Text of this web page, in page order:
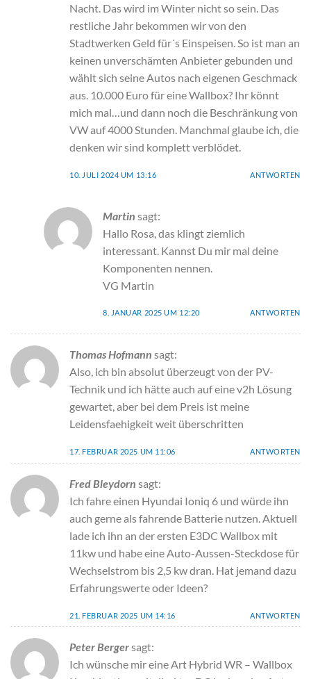
Nacht. Das wird im Winter nicht so sein. Das
restliche Jahr bekommen wir von den
Stadtwerken Geld für´s Einspeisen. So ist man an
keinen unverschämten Anbieter gebunden und
wählt sich seine Autos nach eigenen Geschmack
aus. 10.000 Euro für eine Wallbox? Ihr könnt
mich mal…und dann noch die Beschränkung von
VW auf 4000 Stunden. Manchmal glaube ich, die
denken wir sind komplett verblödet.
10. JULI 2024 UM 13:16 ANTWORTEN
Martin sagt:
Hallo Rosa, das klingt ziemlich
interessant. Kannst Du mir mal deine
Komponenten nennen.
VG Martin
8. JANUAR 2025 UM 12:20 ANTWORTEN
Thomas Hofmann sagt:
Also, ich bin absolut überzeugt von der PV-
Technik und ich hätte auch auf eine v2h Lösung
gewartet, aber bei dem Preis ist meine
Leidensfaehigkeit weit überschritten
17. FEBRUAR 2025 UM 11:06 ANTWORTEN
Fred Bleydorn sagt:
Ich fahre einen Hyundai Ioniq 6 und würde ihn
auch gerne als fahrende Batterie nutzen. Aktuell
lade ich ihn an der ersten E3DC Wallbox mit
11kw und habe eine Auto-Aussen-Steckdose für
Wechselstrom bis 2,5 kw dran. Hat jemand dazu
Erfahrungswerte oder Ideen?
21. FEBRUAR 2025 UM 14:16 ANTWORTEN
Peter Bergersagt:
Ich wünsche mir eine Art Hybrid WR – Wallbox